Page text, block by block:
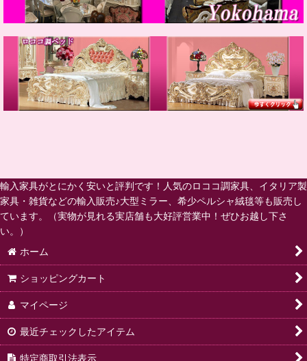
輸入家具がとにかく安いと評判です！人気のロココ調家具、イタリア製
家具・雑貨などの輸入販売♪大型ミラー、希少ペルシャ絨毯等も販売し
ています。（実物が見れる実店舗も大好評営業中！ぜひお越し下さ
い。）
ホーム
ショッピングカート
マイページ
最近チェックしたアイテム
特定商取引法表示